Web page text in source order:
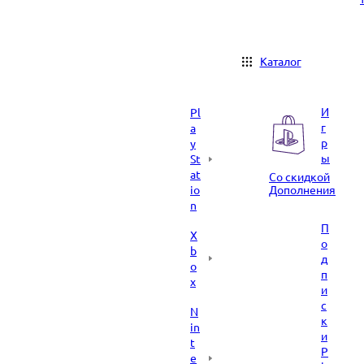
Каталог
Pl
a
y
St
at
io
n
X
b
o
x
N
in
t
e
И
г
р
ы
Со скидкой
Дополнения
П
о
д
п
и
с
к
и
P